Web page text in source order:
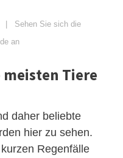
| Sehen Sie sich die
an
meisten Tiere
daher beliebte
hier zu sehen.
Regenfälle